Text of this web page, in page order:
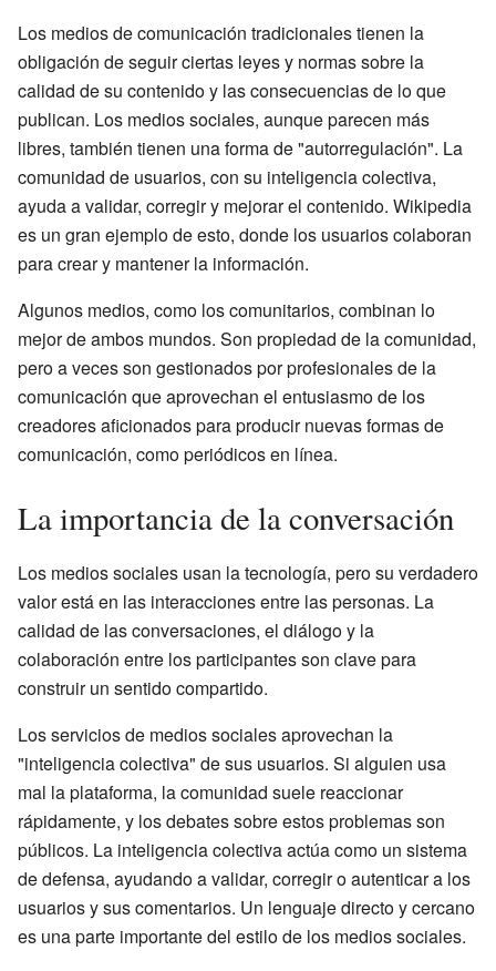
Los medios de comunicación tradicionales tienen la
obligación de seguir ciertas leyes y normas sobre la
calidad de su contenido y las consecuencias de lo que
publican. Los medios sociales, aunque parecen más
libres, también tienen una forma de "autorregulación". La
comunidad de usuarios, con su inteligencia colectiva,
ayuda a validar, corregir y mejorar el contenido. Wikipedia
es un gran ejemplo de esto, donde los usuarios colaboran
para crear y mantener la información.
Algunos medios, como los comunitarios, combinan lo
mejor de ambos mundos. Son propiedad de la comunidad,
pero a veces son gestionados por profesionales de la
comunicación que aprovechan el entusiasmo de los
creadores aficionados para producir nuevas formas de
comunicación, como periódicos en línea.
La importancia de la conversación
Los medios sociales usan la tecnología, pero su verdadero
valor está en las interacciones entre las personas. La
calidad de las conversaciones, el diálogo y la
colaboración entre los participantes son clave para
construir un sentido compartido.
Los servicios de medios sociales aprovechan la
"inteligencia colectiva" de sus usuarios. Si alguien usa
mal la plataforma, la comunidad suele reaccionar
rápidamente, y los debates sobre estos problemas son
públicos. La inteligencia colectiva actúa como un sistema
de defensa, ayudando a validar, corregir o autenticar a los
usuarios y sus comentarios. Un lenguaje directo y cercano
es una parte importante del estilo de los medios sociales.